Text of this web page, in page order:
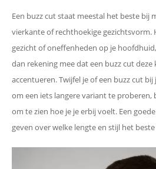
Een buzz cut staat meestal het beste bij
vierkante of rechthoekige gezichtsvorm.
gezicht of oneffenheden op je
dan rekening mee dat een buzz cut deze
accentueren. Twijfel je of een buzz cut
om een iets langere variant te proberen,
om te zien hoe je je erbij voelt. Een
geven over welke lengte en stijl het